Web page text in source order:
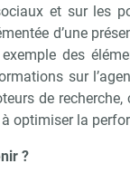
et sur les
d’une
des
sur
de
optimiser la
? Matin